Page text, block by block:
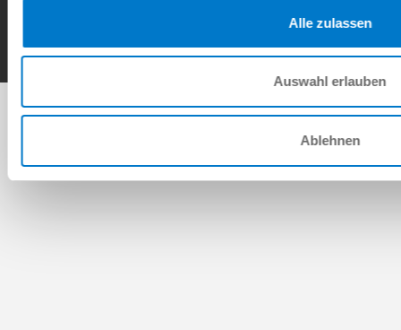
Alle zulassen
Auswahl erlauben
Ablehnen